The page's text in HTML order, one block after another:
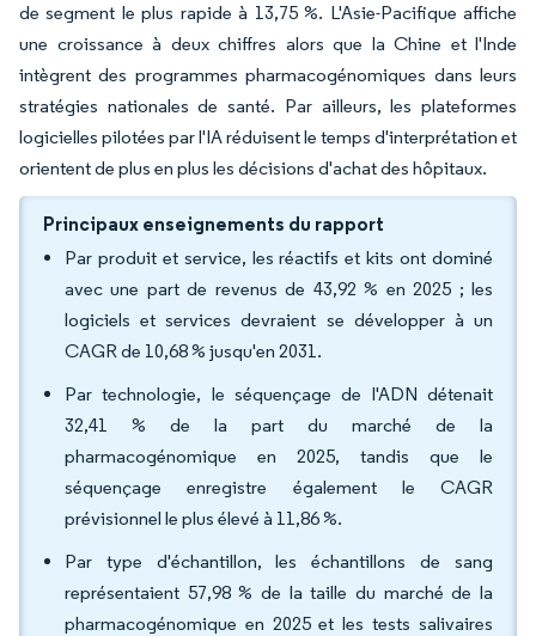
de segment le plus rapide à 13,75 %. L'Asie-Pacifique affiche
une croissance à deux chiffres alors que la Chine et l'Inde
intègrent des programmes pharmacogénomiques dans leurs
stratégies nationales de santé. Par ailleurs, les plateformes
logicielles pilotées par l'IA réduisent le temps d'interprétation et
orientent de plus en plus les décisions d'achat des hôpitaux.
Principaux enseignements du rapport
Par produit et service, les réactifs et kits ont dominé
avec une part de revenus de 43,92 % en 2025 ; les
logiciels et services devraient se développer à un
CAGR de 10,68 % jusqu'en 2031.
Par technologie, le séquençage de l'ADN détenait
32,41 % de la part du marché de la
pharmacogénomique en 2025, tandis que le
séquençage enregistre également le CAGR
prévisionnel le plus élevé à 11,86 %.
Par type d'échantillon, les échantillons de sang
représentaient 57,98 % de la taille du marché de la
pharmacogénomique en 2025 et les tests salivaires